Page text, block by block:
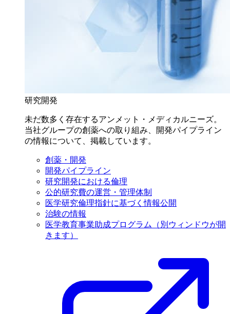
研究開発
未だ数多く存在するアンメット・メディカルニーズ。
当社グループの創薬への取り組み、開発パイプライン
の情報について、掲載しています。
創薬・開発
開発パイプライン
研究開発における倫理
公的研究費の運営・管理体制
医学研究倫理指針に基づく情報公開
治験の情報
医学教育事業助成プログラム
（別ウィンドウが開
きます）